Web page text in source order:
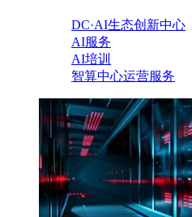
DC·AI生态创新中心
AI服务
AI培训
智算中心运营服务